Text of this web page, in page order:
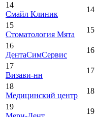
14
Смайл Клиник
14
15
Стоматология Мята
15
16
ДентаСимСервис
16
17
Визави-нн
17
18
Медицинский центр
18
19
19